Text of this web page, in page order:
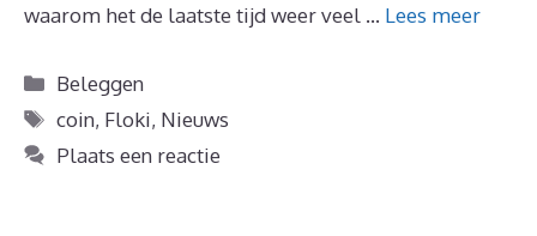
waarom het de laatste tijd weer veel … Lees meer
Categorieën
Beleggen
Tags
coin, Floki, Nieuws
Plaats een reactie